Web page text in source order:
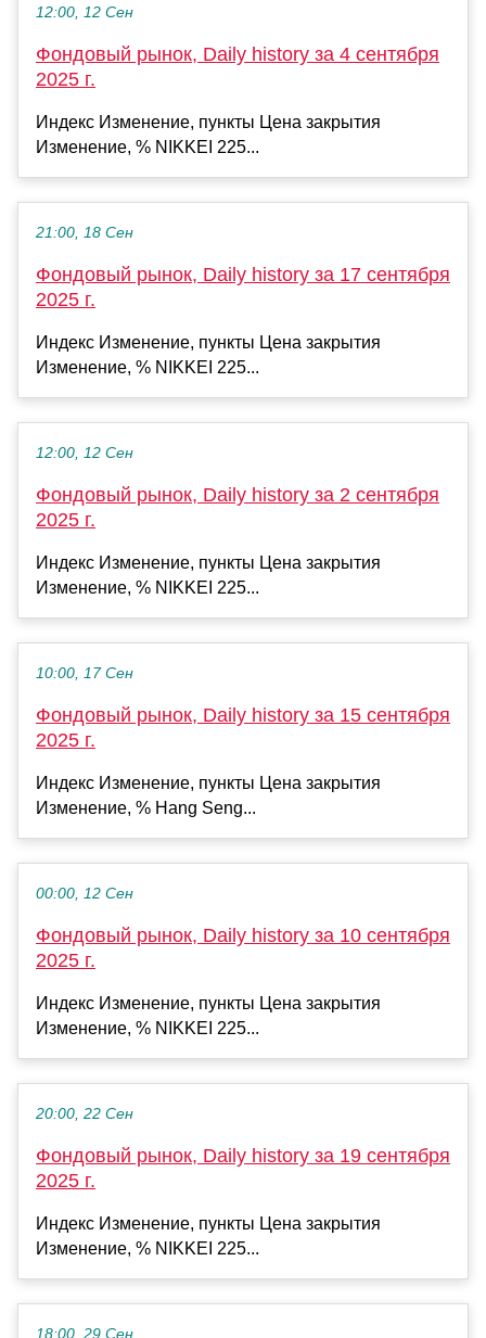
12:00, 12 Сен
Фондовый рынок, Daily history за 4 сентября
2025 г.
Индекс Изменение, пункты Цена закрытия
Изменение, % NIKKEI 225...
21:00, 18 Сен
Фондовый рынок, Daily history за 17 сентября
2025 г.
Индекс Изменение, пункты Цена закрытия
Изменение, % NIKKEI 225...
12:00, 12 Сен
Фондовый рынок, Daily history за 2 сентября
2025 г.
Индекс Изменение, пункты Цена закрытия
Изменение, % NIKKEI 225...
10:00, 17 Сен
Фондовый рынок, Daily history за 15 сентября
2025 г.
Индекс Изменение, пункты Цена закрытия
Изменение, % Hang Seng...
00:00, 12 Сен
Фондовый рынок, Daily history за 10 сентября
2025 г.
Индекс Изменение, пункты Цена закрытия
Изменение, % NIKKEI 225...
20:00, 22 Сен
Фондовый рынок, Daily history за 19 сентября
2025 г.
Индекс Изменение, пункты Цена закрытия
Изменение, % NIKKEI 225...
18:00, 29 Сен